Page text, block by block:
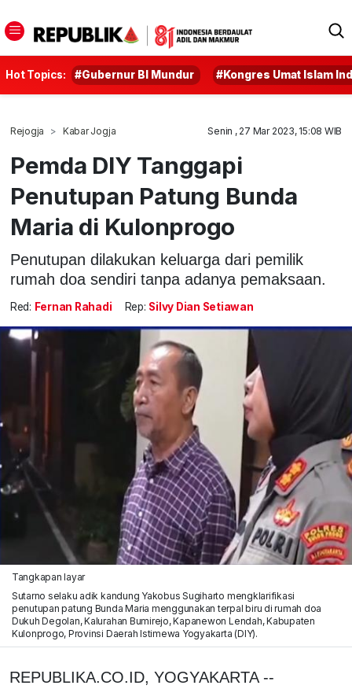
Hot Topics: #Gubernur BI Mundur #Kongres Umat Islam
Rejogja Kabar Jogja Senin , 27 Mar 2023, 15:08 WIB
Pemda DIY Tanggapi
Penutupan Patung Bunda
Maria di Kulonprogo
Penutupan dilakukan keluarga dari pemilik
rumah doa sendiri tanpa adanya pemaksaan.
Red: Fernan Rahadi Rep: Silvy Dian Setiawan
Tangkapan layar
Sutarno selaku adik kandung Yakobus Sugiharto mengklarifikasi
penutupan patung Bunda Maria menggunakan terpal biru di rumah doa
Dukuh Degolan, Kalurahan Bumirejo, Kapanewon Lendah, Kabupaten
Kulonprogo, Provinsi Daerah Istimewa Yogyakarta (DIY).
REPUBLIKA.CO.ID, YOGYAKARTA --